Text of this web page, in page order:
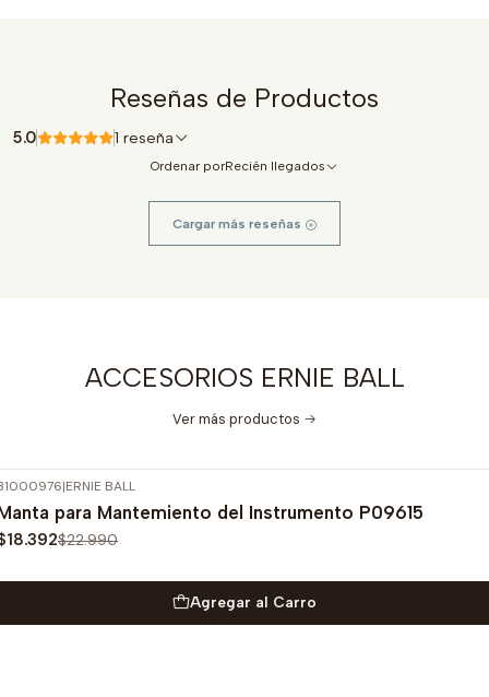
Reseñas de Productos
5.0 1 reseña
Ordenar porRecién llegados
Cargar más reseñas
ACCESORIOS ERNIE BALL
Ver más productos
OFF
|ERNIE BALL
para Mantemiento del Instrumento P09615
$22.990
Agregar al Carro